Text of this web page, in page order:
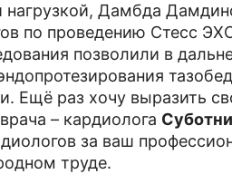
Дамбда
по проведению Стесс
позволили в
Ещё раз хочу выразить
– кардиолога
за ваш
труде.